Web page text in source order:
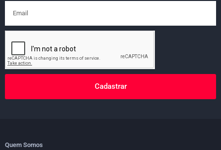
Cadastrar
Quem Somos